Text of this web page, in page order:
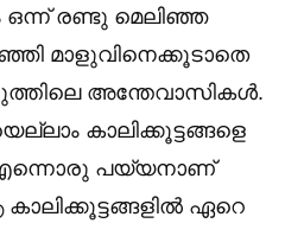
ഒന്ന് രണ്ടു മെലിഞ്ഞ
മാളുവിനെക്കൂടാതെ
അന്തേവാസികള്‍.
കാലിക്കൂട്ടങ്ങളെ
പയ്യനാണ്
ഏറെ